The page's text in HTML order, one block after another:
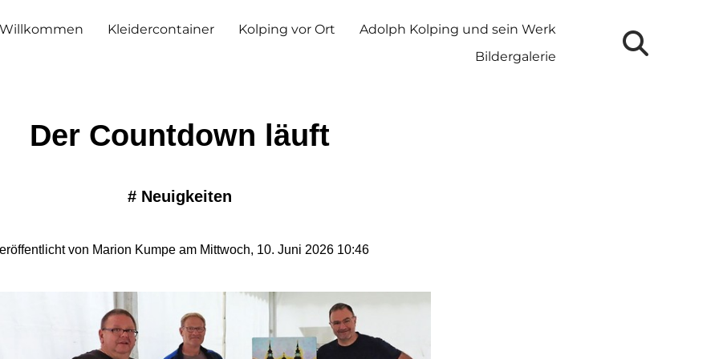
Willkommen Kleidercontainer Kolping vor Ort
Adolph Kolping und sein Werk
Bildergalerie
Der Countdown läuft
# Neuigkeiten
von Marion Kumpe am Mittwoch, 10. Juni 2026 10:46